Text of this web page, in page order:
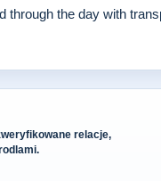
through the day with
relacje,